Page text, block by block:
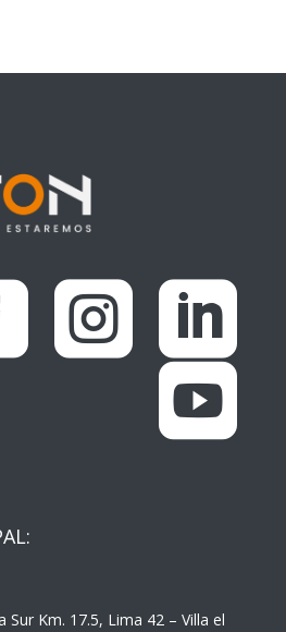
 

Sur Km. 17.5, Lima 42 – Villa el